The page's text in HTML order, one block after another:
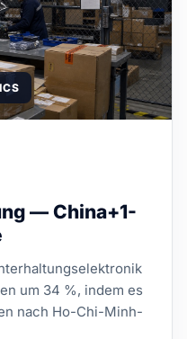
— China+1-
um 34 %, indem es
nach Ho-Chi-Minh-